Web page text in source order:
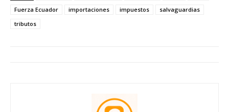
Fuerza Ecuador
importaciones impuestos
salvaguardias
tributos